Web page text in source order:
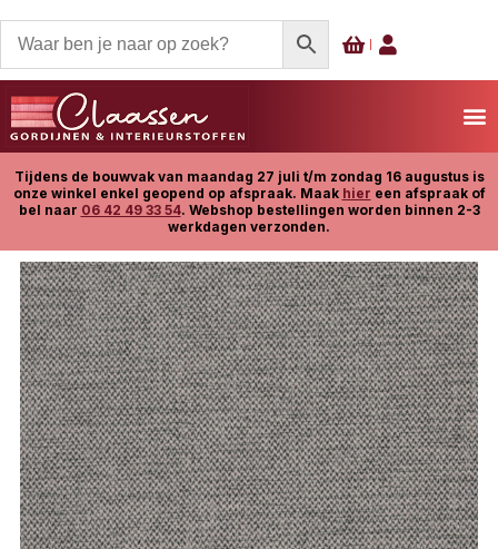
Tijdens de bouwvak van maandag 27 juli t/m zondag 16 augustus is
onze winkel enkel geopend op afspraak. Maak hier een afspraak of
bel naar 06 42 49 33 54. Webshop bestellingen worden binnen 2-3
werkdagen verzonden.